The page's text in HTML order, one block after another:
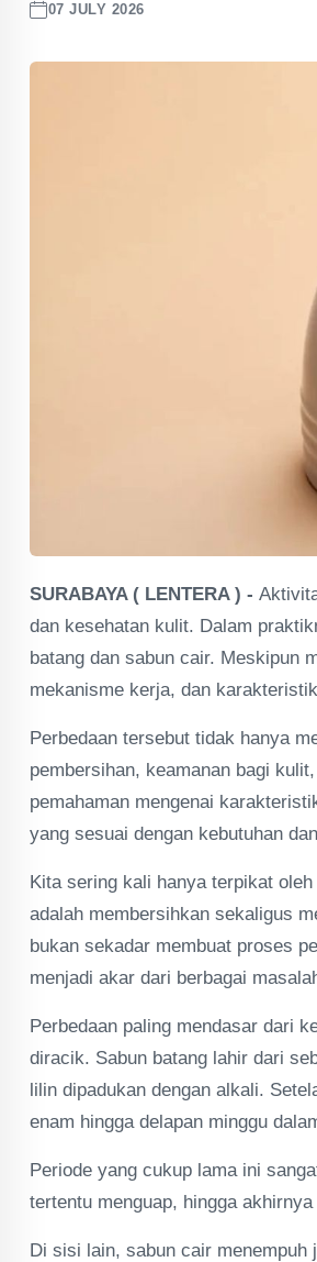
07 JULY 2026
SURABAYA ( LENTERA ) -
dan kesehatan kulit. Dalam
batang dan sabun cair. Meskipun
mekanisme kerja, dan
Perbedaan tersebut tidak hanya
pembersihan, keamanan bagi
pemahaman mengenai
yang sesuai dengan kebutuhan
Kita sering kali hanya terpikat
adalah membersihkan sekaligus
bukan sekadar membuat proses
menjadi akar dari berbagai
Perbedaan paling mendasar dari
diracik. Sabun batang lahir dari
lilin dipadukan dengan alkali.
enam hingga delapan minggu
Periode yang cukup lama ini
tertentu menguap, hingga
Di sisi lain, sabun cair menempuh